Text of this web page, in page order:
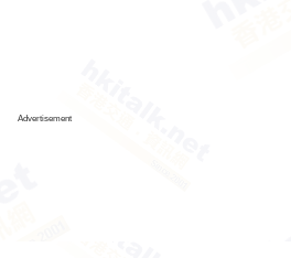
Advertisement